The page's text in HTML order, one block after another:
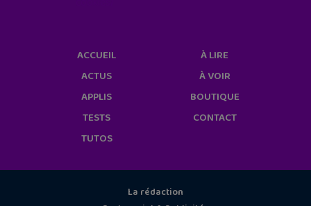
ACCUEIL
ACTUS
APPLIS
TESTS
TUTOS
À LIRE
À VOIR
BOUTIQUE
CONTACT
La rédaction